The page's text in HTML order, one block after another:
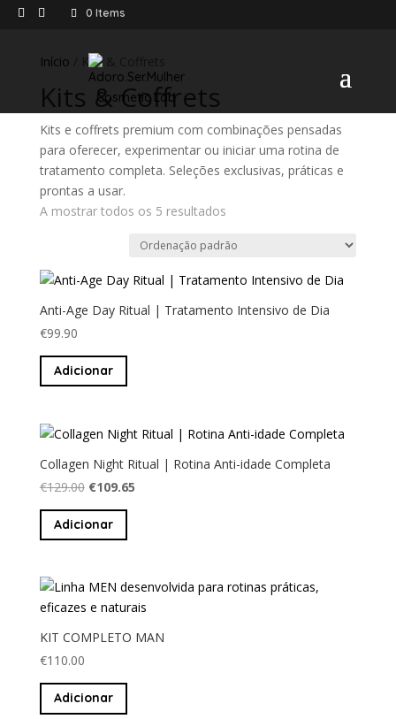
0 Items
Início / Kits & Coffrets
Kits & Coffrets
Kits e coffrets premium com combinações pensadas
para oferecer, experimentar ou iniciar uma rotina de
tratamento completa. Seleções exclusivas, práticas e
prontas a usar.
A mostrar todos os 5 resultados
Anti-Age Day Ritual | Tratamento Intensivo de Dia
€99.90
Adicionar
Collagen Night Ritual | Rotina Anti-idade Completa
€129.00 O
preço
original
€109.65O
Adicionar
KIT COMPLETO MAN
€110.00
Adicionar